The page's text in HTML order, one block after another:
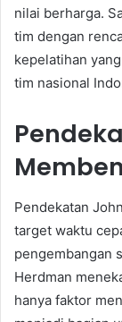
nilai berharga.
tim dengan
kepelatihan
tim nasional
Pendekatan
target waktu
pengembangan
Herdman
hanya faktor